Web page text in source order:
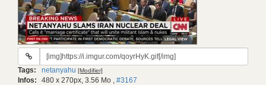
URL
gif:
Tags: netanyahu [Modifier]
Infos: 480 x 270px, 3.56 Mo , #3167